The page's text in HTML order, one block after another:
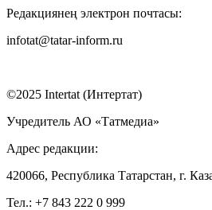
Редакциянең электрон почтасы:
infotat@tatar-inform.ru
©2025 Intertat (Интертат)
Учредитель АО «Татмедиа»
Адрес редакции:
420066, Республика Татарстан, г.
Тел.: +7 843 222 0 999